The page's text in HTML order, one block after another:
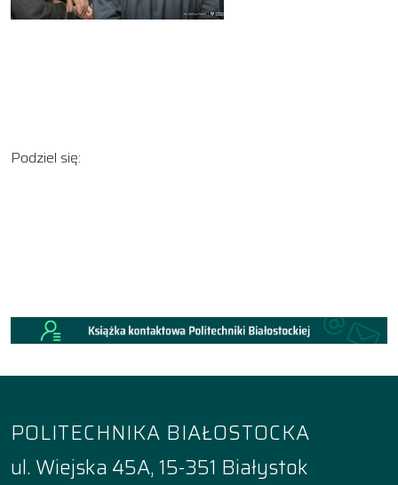
Podziel się:
POLITECHNIKA BIAŁOSTOCKA
ul. Wiejska 45A, 15-351 Białystok